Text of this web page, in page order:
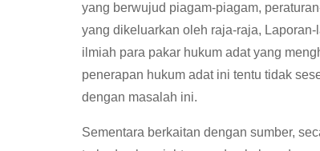
yang berwujud piagam-piagam,
yang dikeluarkan oleh raja-raja,
ilmiah para pakar hukum adat yang
penerapan hukum adat ini tentu tidak
dengan masalah ini.
Sementara berkaitan dengan sumber,